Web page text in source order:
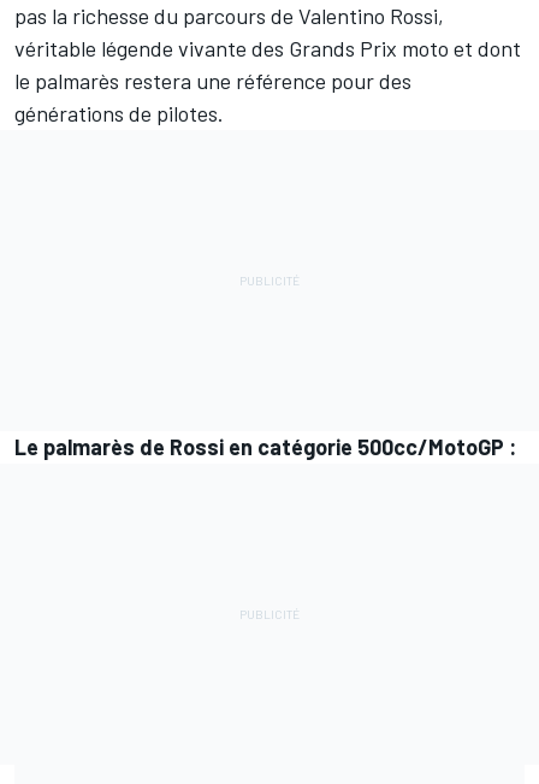
pas la richesse du parcours de Valentino Rossi,
véritable légende vivante des Grands Prix moto et dont
le palmarès restera une référence pour des
générations de pilotes.
Le palmarès de Rossi en catégorie 500cc/MotoGP :